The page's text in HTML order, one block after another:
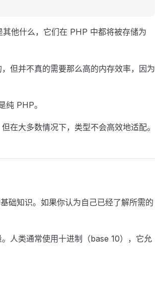
其他什么，它们在 PHP 中都将被存储为
但并不真的需要那么高的内存效率，因为
纯 PHP。
在大多数情况下，类型不会高效地适配。
础知识。如果你认为自己已经了解所需的
人类通常使用十进制（base 10），它允